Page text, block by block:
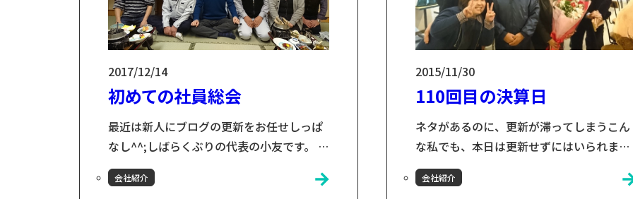
2017/12/14
初めての社員総会
最近は新人にブログの更新をお任せしっぱ
なし^^;しばらくぶりの代表の小友です。 当
社は珍しい11月決算、そして12月12日
（火）は「山の神の日」（その日は山に
会社紹介
2015/11/30
110回目の決算日
ネタがあるのに、更新が滞ってしまうこん
な私でも、本日は更新せずにはいられませ
ん！ というのも、本日が小友木材店110回
目の決算日だからです。（正式には株式会
会社紹介